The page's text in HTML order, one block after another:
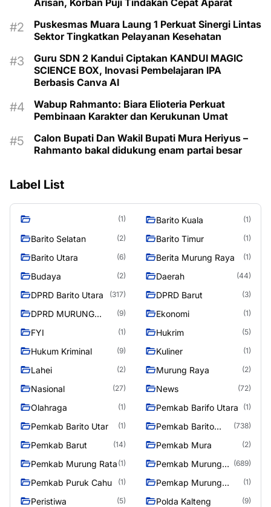
Puskesmas Muara Laung 1 Perkuat Sinergi Lintas
Sektor Tingkatkan Pelayanan Kesehatan
Guru SDN 2 Kandui Ciptakan KANDUI MAGIC
SCIENCE BOX, Inovasi Pembelajaran IPA
Berbasis Canva AI
Wabup Rahmanto: Biara Elioteria Perkuat
Pembinaan Karakter dan Kerukunan Umat
Calon Bupati Dan Wakil Bupati Mura Heriyus –
Rahmanto bakal didukung enam partai besar
Label List
(1) Barito Kuala (1)
Barito Selatan (2) Barito Timur (1)
Barito Utara (6) Berita Murung Raya (1)
Budaya (2) Daerah (44)
DPRD Barito Utara (317) DPRD Barut (3)
DPRD MURUNG
(9) Ekonomi (1)
FYI (1) Hukrim (5)
Hukum Kriminal (9) Kuliner (1)
Lahei (2) Murung Raya (2)
Nasional (27) News (72)
Olahraga (1) Pemkab Barifo Utara (1)
Pemkab Barito Utar (1)
Pemkab Barito
(738)
Pemkab Barut (14) Pemkab Mura (2)
Pemkab Murung Rata (1)
Pemkab Murung
(689)
Pemkab Puruk Cahu (1)
Pemkap Murung
(1)
Peristiwa (5) Polda Kalteng (9)